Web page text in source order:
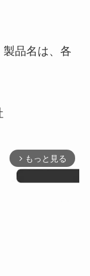
品名は、各
arrow_forward_ios もっと見る